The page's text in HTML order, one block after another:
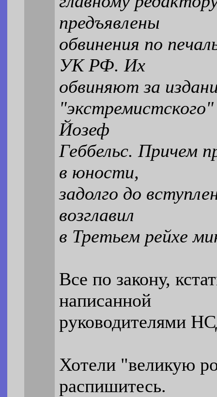
предъявлены
обвинения по
УК РФ. Их
обвиняют за
Йозеф
Геббельс. Причем
в юности,
задолго до
возглавил
в Третьем рейхе
Все по закону,
написанной
руководителями
Хотели "великую
распишитесь.